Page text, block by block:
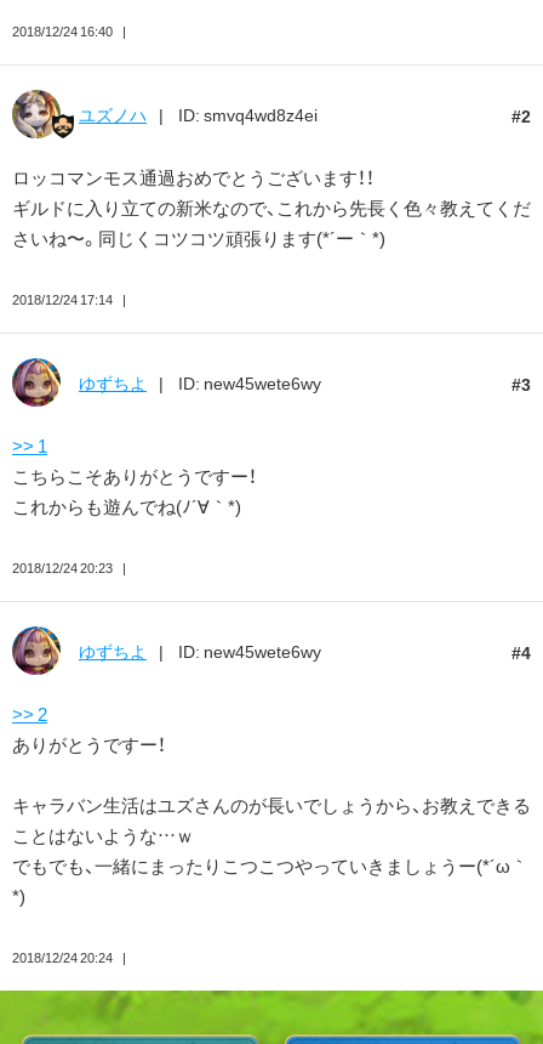
2018/12/24 16:40
2
ユズノハ ID: smvq4wd8z4ei
ロッコマンモス通過おめでとうございます！！
ギルドに入り立ての新米なので、これから先長く色々教えてくだ
さいね〜。同じくコツコツ頑張ります(*´ー｀*)
2018/12/24 17:14
3
ゆずちよ ID: new45wete6wy
>> 1
こちらこそありがとうですー！
これからも遊んでね(ﾉ´∀｀*)
2018/12/24 20:23
4
ゆずちよ ID: new45wete6wy
>> 2
ありがとうですー！
キャラバン生活はユズさんのが長いでしょうから、お教えできる
ことはないような…ｗ
でもでも、一緒にまったりこつこつやっていきましょうー(*´ω｀
*)
2018/12/24 20:24